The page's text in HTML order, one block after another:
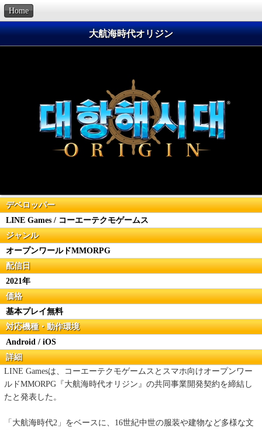
Home
大航海時代オリジン
デベロッパー
LINE Games / コーエーテクモゲームス
ジャンル
オープンワールドMMORPG
配信日
2021年
価格
基本プレイ無料
対応機種・動作環境
Android / iOS
詳細
LINE Gamesは、コーエーテクモゲームスとスマホ向けオープンワー
ルドMMORPG『大航海時代オリジン』の共同事業開発契約を締結し
たと発表した。
「大航海時代2」をベースに、16世紀中世の服装や建物など多様な文